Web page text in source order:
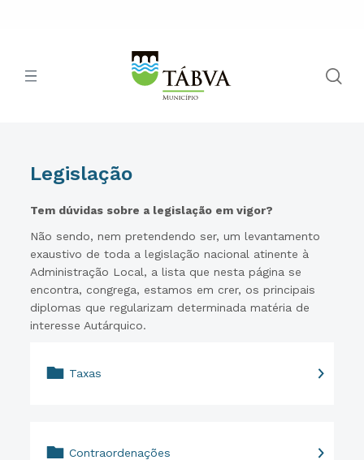
Legislação
Tem dúvidas sobre a legislação em vigor?
Não sendo, nem pretendendo ser, um levantamento
exaustivo de toda a legislação nacional atinente à
Administração Local, a lista que nesta página se
encontra, congrega, estamos em crer, os principais
diplomas que regularizam determinada matéria de
interesse Autárquico.
Taxas
Contraordenações